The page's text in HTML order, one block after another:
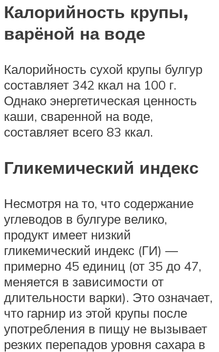
Калорийность крупы,
варёной на воде
Калорийность сухой крупы булгур
составляет 342 ккал на 100 г.
Однако энергетическая ценность
каши, сваренной на воде,
составляет всего 83 ккал.
Гликемический индекс
Несмотря на то, что содержание
углеводов в булгуре велико,
продукт имеет низкий
гликемический индекс (ГИ) ―
примерно 45 единиц (от 35 до 47,
меняется в зависимости от
длительности варки). Это означает,
что гарнир из этой крупы после
употребления в пищу не вызывает
резких перепадов уровня сахара в